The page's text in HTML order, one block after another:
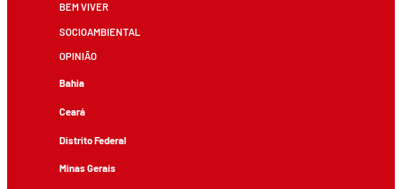
BEM VIVER
SOCIOAMBIENTAL
OPINIÃO
Bahia
Ceará
Distrito Federal
Minas Gerais